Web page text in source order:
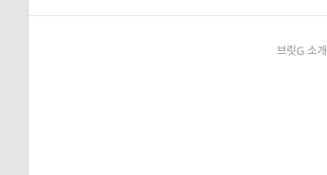
브릿G 소개